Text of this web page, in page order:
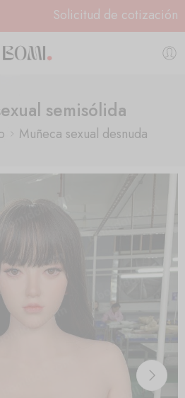
Solicitud de cotización
semisólida
Muñeca sexual desnuda